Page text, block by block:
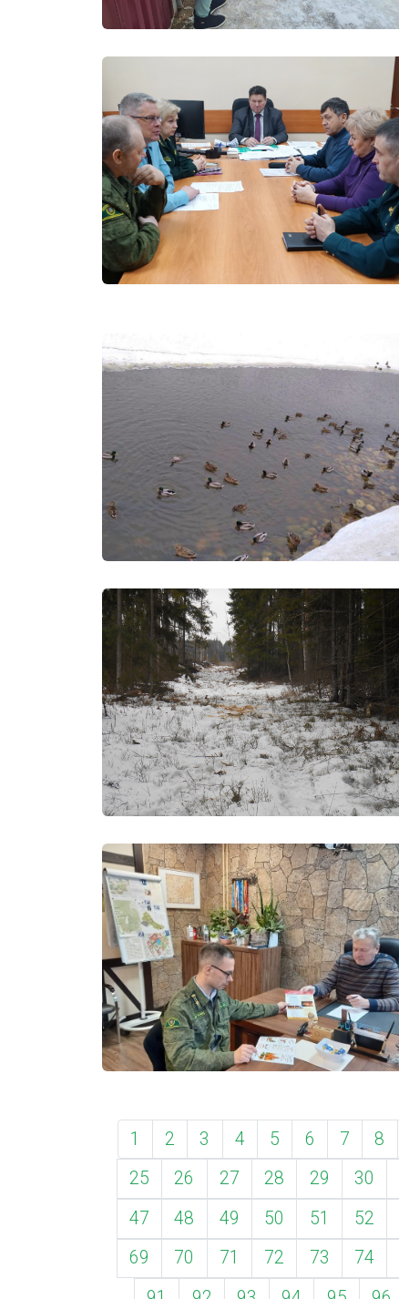
1 2 3 4 5 6 7 8
25
26 27 28 29 30
47
48 49 50 51 52
69
70 71 72 73 74